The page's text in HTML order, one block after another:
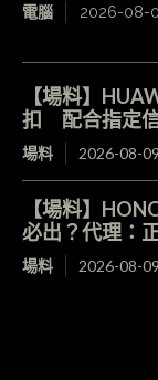
電腦 2026-08-
【場料】
扣 配合指定
場料 2026-08-09
【場料】
必出？代理：
場料 2026-08-09